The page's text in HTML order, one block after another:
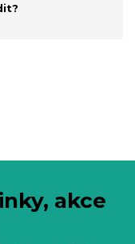
akce